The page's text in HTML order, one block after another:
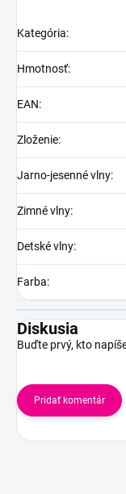
Kategória:
Hmotnosť:
EAN:
Zloženie:
Jarno-jesenné vlny:
Zimné vlny:
Detské vlny:
Farba:
Diskusia
Buďte prvý, kto
Pridať komentár